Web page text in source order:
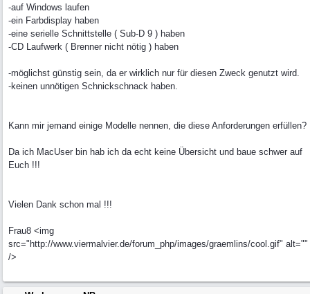
-auf Windows laufen
-ein Farbdisplay haben
-eine serielle Schnittstelle ( Sub-D 9 ) haben
-CD Laufwerk ( Brenner nicht nötig ) haben
-möglichst günstig sein, da er wirklich nur für diesen Zweck genutzt wird.
-keinen unnötigen Schnickschnack haben.
Kann mir jemand einige Modelle nennen, die diese Anforderungen erfüllen?
Da ich MacUser bin hab ich da echt keine Übersicht und baue schwer auf
Euch !!!
Vielen Dank schon mal !!!
Frau8 <img
src="http://www.viermalvier.de/forum_php/images/graemlins/cool.gif" alt=""
/>